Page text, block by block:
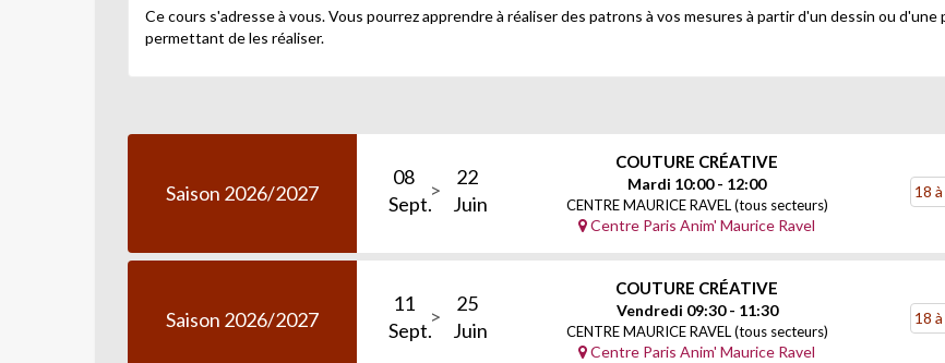
Ce cours s'adresse à vous. Vous pourrez apprendre à réaliser des patrons à vos mesures à partir d'un dessin ou
permettant de les réaliser.
Saison 2026/2027
08
Sept.
22
Juin
COUTURE CRÉATIVE
Mardi 10:00 - 12:00
CENTRE MAURICE RAVEL (tous secteurs)
Centre Paris Anim' Maurice Ravel
18
Saison 2026/2027
11
Sept.
25
Juin
COUTURE CRÉATIVE
Vendredi 09:30 - 11:30
CENTRE MAURICE RAVEL (tous secteurs)
Centre Paris Anim' Maurice Ravel
18